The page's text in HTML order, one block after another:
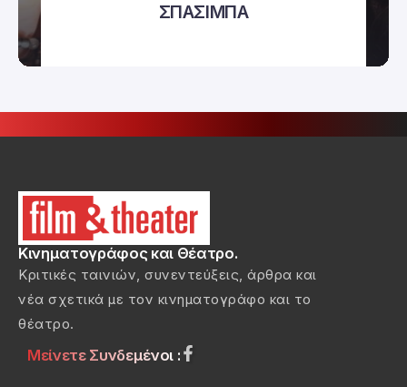
ΣΠΑΣΙΜΠΑ
Κινηματογράφος και Θέατρο.
Κριτικές ταινιών, συνεντεύξεις, άρθρα και
νέα σχετικά με τον κινηματογράφο και το
θέατρο.
Μείνετε Συνδεμένοι :